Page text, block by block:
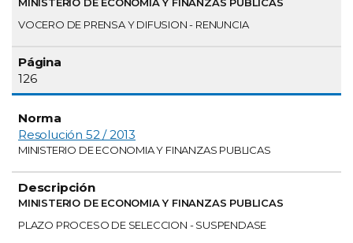
VOCERO DE PRENSA Y DIFUSION - RENUNCIA
126
Resolución 52 / 2013
MINISTERIO DE ECONOMIA Y FINANZAS PUBLICAS
MINISTERIO DE ECONOMIA Y FINANZAS PUBLICAS
PLAZO PROCESO DE SELECCION - SUSPENDASE